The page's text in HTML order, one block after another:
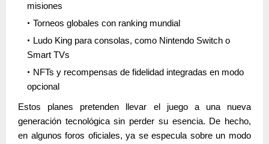
misiones
Torneos globales con ranking mundial
Ludo King para consolas, como Nintendo Switch o
Smart TVs
NFTs y recompensas de fidelidad integradas en modo
opcional
Estos planes pretenden llevar el juego a una nueva
generación tecnológica sin perder su esencia. De hecho,
en algunos foros oficiales, ya se especula sobre un modo